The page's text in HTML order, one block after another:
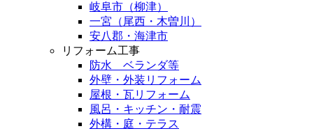
岐阜市（柳津）
一宮（尾西・木曽川）
安八郡・海津市
リフォーム工事
防水 ベランダ等
外壁・外装リフォーム
屋根・瓦リフォーム
風呂・キッチン・耐震
外構・庭・テラス